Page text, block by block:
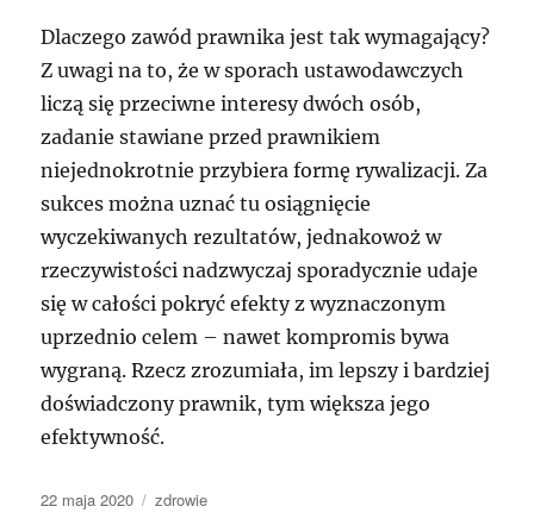
Dlaczego zawód prawnika jest tak wymagający?
Z uwagi na to, że w sporach ustawodawczych
liczą się przeciwne interesy dwóch osób,
zadanie stawiane przed prawnikiem
niejednokrotnie przybiera formę rywalizacji. Za
sukces można uznać tu osiągnięcie
wyczekiwanych rezultatów, jednakowoż w
rzeczywistości nadzwyczaj sporadycznie udaje
się w całości pokryć efekty z wyznaczonym
uprzednio celem – nawet kompromis bywa
wygraną. Rzecz zrozumiała, im lepszy i bardziej
doświadczony prawnik, tym większa jego
efektywność.
Data
22 maja 2020 Kategorie
zdrowie